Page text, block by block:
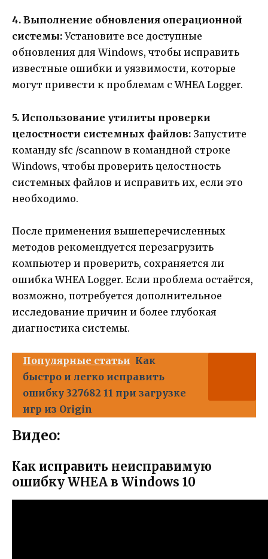
4. Выполнение обновления операционной
системы: Установите все доступные
обновления для Windows, чтобы исправить
известные ошибки и уязвимости, которые
могут привести к проблемам с WHEA Logger.
5. Использование утилиты проверки
целостности системных файлов: Запустите
команду sfc /scannow в командной строке
Windows, чтобы проверить целостность
системных файлов и исправить их, если это
необходимо.
После применения вышеперечисленных
методов рекомендуется перезагрузить
компьютер и проверить, сохраняется ли
ошибка WHEA Logger. Если проблема остаётся,
возможно, потребуется дополнительное
исследование причин и более глубокая
диагностика системы.
Популярные статьи Как
быстро и легко исправить
ошибку 327682 11 при загрузке
игр из Origin
Видео:
Как исправить неисправимую
ошибку WHEA в Windows 10